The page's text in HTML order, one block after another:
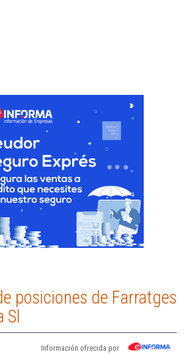
posiciones de Farratges
Información ofrecida por